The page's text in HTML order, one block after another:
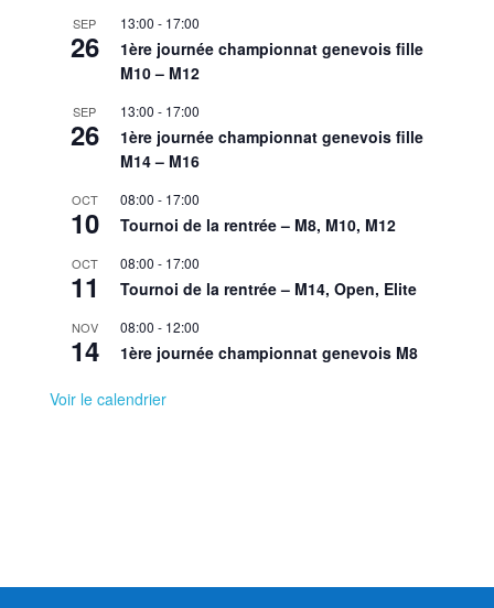
SEP
26
13:00 - 17:00
1ère journée championnat genevois fille
M10 – M12
SEP
26
13:00 - 17:00
1ère journée championnat genevois fille
M14 – M16
OCT
10
08:00 - 17:00
Tournoi de la rentrée – M8, M10, M12
OCT
11
08:00 - 17:00
Tournoi de la rentrée – M14, Open, Elite
NOV
14
08:00 - 12:00
1ère journée championnat genevois M8
Voir le calendrier